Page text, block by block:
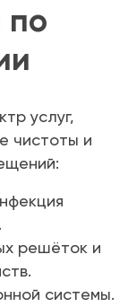
по
услуг,
чистоты и
решёток и
системы.